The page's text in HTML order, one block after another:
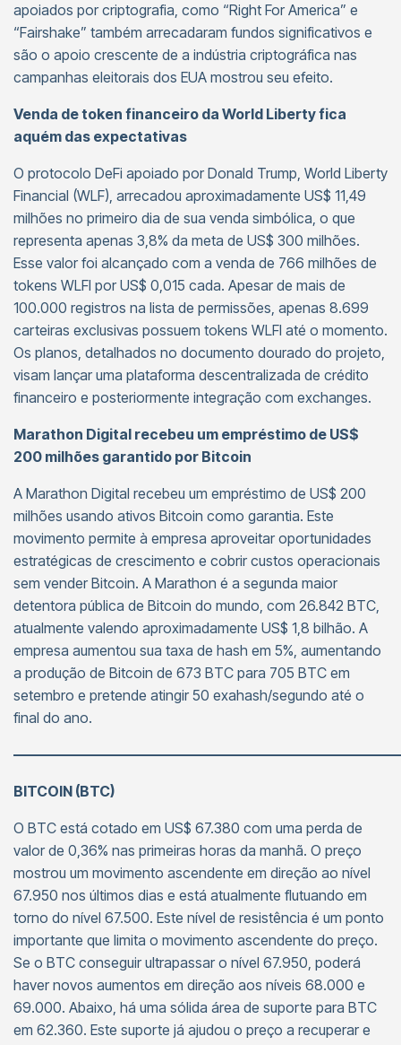
apoiados por criptografia, como “Right For America” e
“Fairshake” também arrecadaram fundos significativos e
são o apoio crescente de a indústria criptográfica nas
campanhas eleitorais dos EUA mostrou seu efeito.
Venda de token financeiro da World Liberty fica
aquém das expectativas
O protocolo DeFi apoiado por Donald Trump, World Liberty
Financial (WLF), arrecadou aproximadamente US$ 11,49
milhões no primeiro dia de sua venda simbólica, o que
representa apenas 3,8% da meta de US$ 300 milhões.
Esse valor foi alcançado com a venda de 766 milhões de
tokens WLFI por US$ 0,015 cada. Apesar de mais de
100.000 registros na lista de permissões, apenas 8.699
carteiras exclusivas possuem tokens WLFI até o momento.
Os planos, detalhados no documento dourado do projeto,
visam lançar uma plataforma descentralizada de crédito
financeiro e posteriormente integração com exchanges.
Marathon Digital recebeu um empréstimo de US$
200 milhões garantido por Bitcoin
A Marathon Digital recebeu um empréstimo de US$ 200
milhões usando ativos Bitcoin como garantia. Este
movimento permite à empresa aproveitar oportunidades
estratégicas de crescimento e cobrir custos operacionais
sem vender Bitcoin. A Marathon é a segunda maior
detentora pública de Bitcoin do mundo, com 26.842 BTC,
atualmente valendo aproximadamente US$ 1,8 bilhão. A
empresa aumentou sua taxa de hash em 5%, aumentando
a produção de Bitcoin de 673 BTC para 705 BTC em
setembro e pretende atingir 50 exahash/segundo até o
final do ano.
BITCOIN (BTC)
O BTC está cotado em US$ 67.380 com uma perda de
valor de 0,36% nas primeiras horas da manhã. O preço
mostrou um movimento ascendente em direção ao nível
67.950 nos últimos dias e está atualmente flutuando em
torno do nível 67.500. Este nível de resistência é um ponto
importante que limita o movimento ascendente do preço.
Se o BTC conseguir ultrapassar o nível 67.950, poderá
haver novos aumentos em direção aos níveis 68.000 e
69.000. Abaixo, há uma sólida área de suporte para BTC
em 62.360. Este suporte já ajudou o preço a recuperar e